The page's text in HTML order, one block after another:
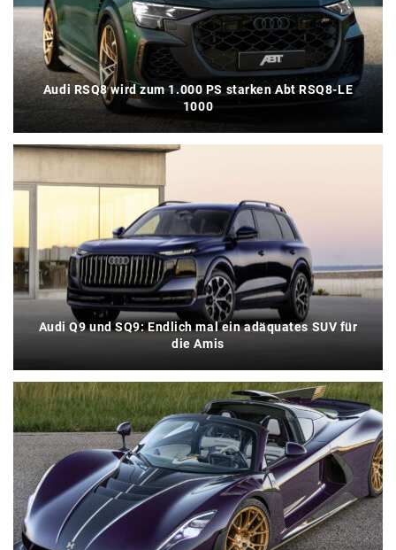
Audi RSQ8 wird zum 1.000 PS starken Abt RSQ8-LE
1000
Audi Q9 und SQ9: Endlich mal ein adäquates SUV für
die Amis